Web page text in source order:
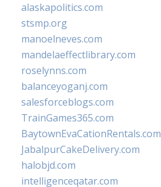
alaskapolitics.com
stsmp.org
manoelneves.com
mandelaeffectlibrary.com
roselynns.com
balanceyoganj.com
salesforceblogs.com
TrainGames365.com
BaytownEvaCationRentals.com
JabalpurCakeDelivery.com
halobjd.com
intelligenceqatar.com